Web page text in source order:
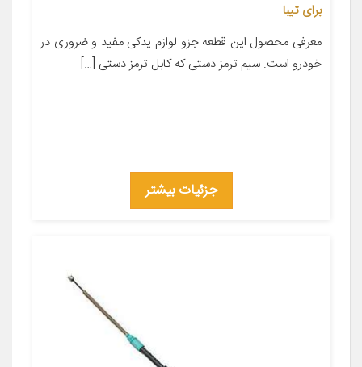
برای تیبا
معرفی محصول این قطعه جزو لوازم یدکی مفید و ضروری در
خودرو است. سیم ترمز دستی که کابل ترمز دستی […]
جزئیات بیشتر